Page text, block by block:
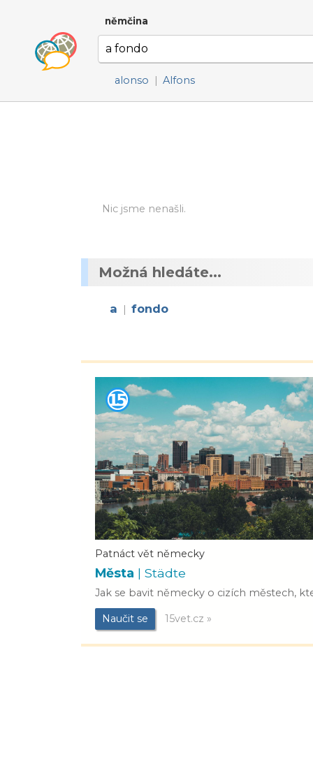
němčina
alonso | Alfons
Nic jsme nenašli.
Možná hledáte...
a | fondo
Patnáct vět německy
Města | Städte
Jak se bavit německy o cizích městech,
Naučit se 15vet.cz »